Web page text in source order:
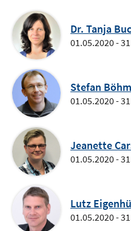
Dr. Tanja
01.05.2020 -
Stefan
01.05.2020 -
Jeanette
01.05.2020 -
Lutz
01.05.2020 -